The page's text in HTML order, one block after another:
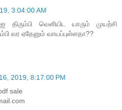
3:04:00 AM
வெளியிட யாரும் முயற்சி
வர ஏதேனும் வாயப்புள்ளதா??
2019, 8:17:00 PM
sale